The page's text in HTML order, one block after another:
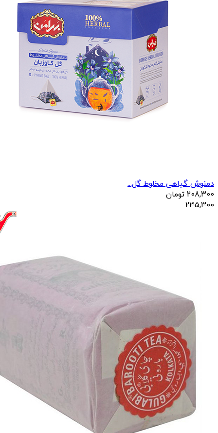
دمنوش گیاهی مخلوط گل...
208,300 تومان
235,300